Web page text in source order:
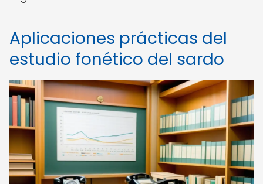
Aplicaciones prácticas del
estudio fonético del sardo